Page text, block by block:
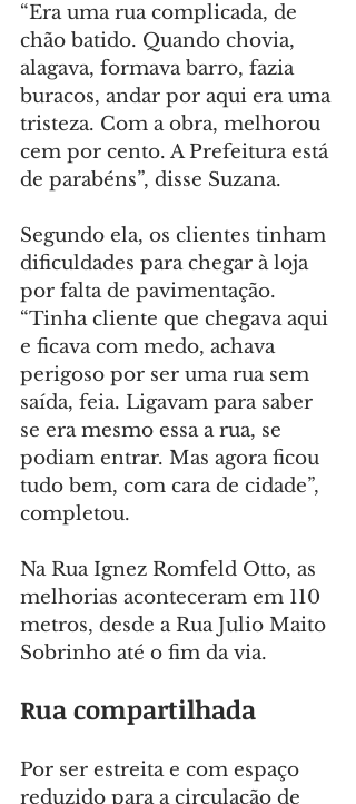
“Era uma rua complicada, de
chão batido. Quando chovia,
alagava, formava barro, fazia
buracos, andar por aqui era uma
tristeza. Com a obra, melhorou
cem por cento. A Prefeitura está
de parabéns”, disse Suzana.
Segundo ela, os clientes tinham
dificuldades para chegar à loja
por falta de pavimentação.
“Tinha cliente que chegava aqui
e ficava com medo, achava
perigoso por ser uma rua sem
saída, feia. Ligavam para saber
se era mesmo essa a rua, se
podiam entrar. Mas agora ficou
tudo bem, com cara de cidade”,
completou.
Na Rua Ignez Romfeld Otto, as
melhorias aconteceram em 110
metros, desde a Rua Julio Maito
Sobrinho até o fim da via.
Rua compartilhada
Por ser estreita e com espaço
reduzido para a circulação de